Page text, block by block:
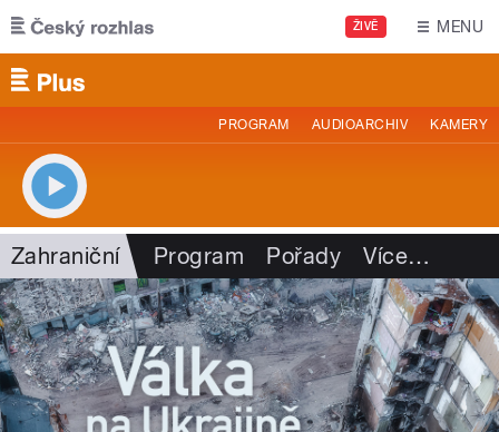
Přejít k hlavnímu obsahu
ŽIVĚ MENU
PROGRAM AUDIOARCHIV KAMERY
Zahraniční Program Pořady Více…